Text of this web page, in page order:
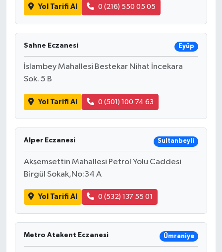
Yol Tarifi Al 0 (216) 550 05 05
Sahne Eczanesi Eyüp
İslambey Mahallesi Bestekar Nihat İncekara
Sok. 5 B
Yol Tarifi Al 0 (501) 100 74 63
Alper Eczanesi Sultanbeyli
Akşemsettin Mahallesi Petrol Yolu Caddesi
Birgül Sokak,No:34 A
Yol Tarifi Al 0 (532) 137 55 01
Metro Atakent Eczanesi Ümraniye